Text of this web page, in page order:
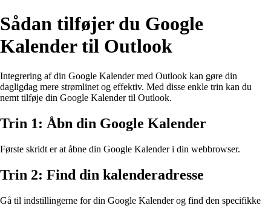
Sådan tilføjer du Google
Kalender til Outlook
Integrering af din Google Kalender med Outlook kan gøre din
dagligdag mere strømlinet og effektiv. Med disse enkle trin kan du
nemt tilføje din Google Kalender til Outlook.
Trin 1: Åbn din Google Kalender
Første skridt er at åbne din Google Kalender i din webbrowser.
Trin 2: Find din kalenderadresse
Gå til indstillingerne for din Google Kalender og find den specifikke